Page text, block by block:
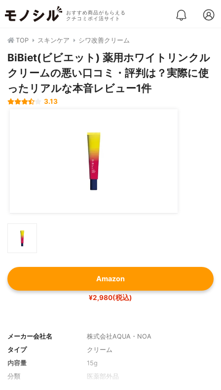
おすすめ商品がもらえる
クチコミポイ活サイト
TOP スキンケア シワ改善クリーム
BiBiet(ビビエット) 薬用ホワイトリンクル
クリームの悪い口コミ・評判は？実際に使
ったリアルな本音レビュー1件
3.13
Amazon
¥2,980(税込)
メーカー会社名
株式会社AQUA・NOA
タイプ
クリーム
内容量
15g
分類
医薬部外品